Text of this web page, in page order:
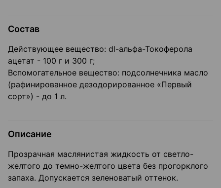
Состав
Действующее вещество: dl-альфа-Токоферола
ацетат - 100 г и 300 г;
Вспомогательное вещество: подсолнечника масло
(рафинированное дезодорированное «Первый
сорт») - до 1 л.
Описание
Прозрачная маслянистая жидкость от светло-
желтого до темно-желтого цвета без прогорклого
запаха. Допускается зеленоватый оттенок.